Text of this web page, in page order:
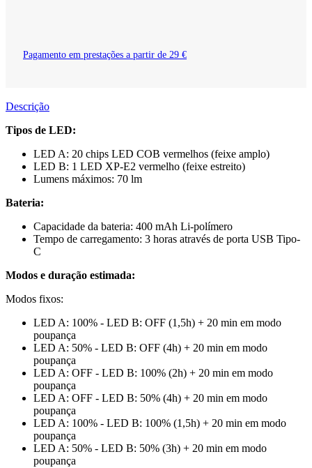
Pagamento em prestações a partir de 29 €
Descrição
Tipos de LED:
LED A: 20 chips LED COB vermelhos (feixe amplo)
LED B: 1 LED XP-E2 vermelho (feixe estreito)
Lumens máximos: 70 lm
Bateria:
Capacidade da bateria: 400 mAh Li-polímero
Tempo de carregamento: 3 horas através de porta USB Tipo-
C
Modos e duração estimada:
Modos fixos:
LED A: 100% - LED B: OFF (1,5h) + 20 min em modo
poupança
LED A: 50% - LED B: OFF (4h) + 20 min em modo
poupança
LED A: OFF - LED B: 100% (2h) + 20 min em modo
poupança
LED A: OFF - LED B: 50% (4h) + 20 min em modo
poupança
LED A: 100% - LED B: 100% (1,5h) + 20 min em modo
poupança
LED A: 50% - LED B: 50% (3h) + 20 min em modo
poupança